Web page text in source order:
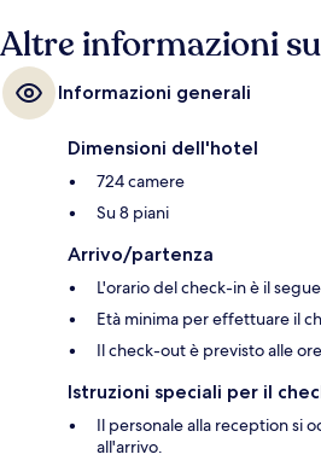
Altre informazioni
Informazioni generali
Dimensioni dell'hotel
724 camere
Su 8 piani
Arrivo/partenza
L'orario del check-in è il
Età minima per effettuare il
Il check-out è previsto alle
Istruzioni speciali per il
Il personale alla reception si
all'arrivo.